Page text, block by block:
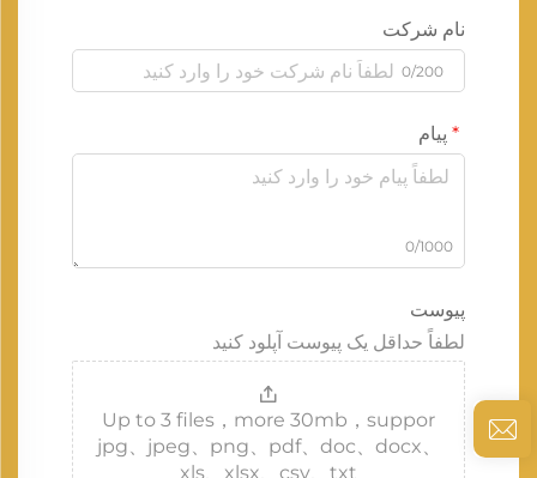
نام شرکت
0/200
پیام
0/1000
پیوست
لطفاً حداقل یک پیوست آپلود کنید
Up to 3 files，more 30mb，suppor
jpg、jpeg、png、pdf、doc、docx、
xls、xlsx、csv、txt